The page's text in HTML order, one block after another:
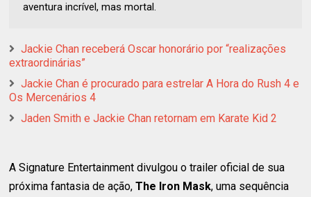
aventura incrível, mas mortal.
Jackie Chan receberá Oscar honorário por “realizações
extraordinárias”
Jackie Chan é procurado para estrelar A Hora do Rush 4 e
Os Mercenários 4
Jaden Smith e Jackie Chan retornam em Karate Kid 2
A Signature Entertainment divulgou o trailer oficial de sua
próxima fantasia de ação,The Iron Mask, uma sequência